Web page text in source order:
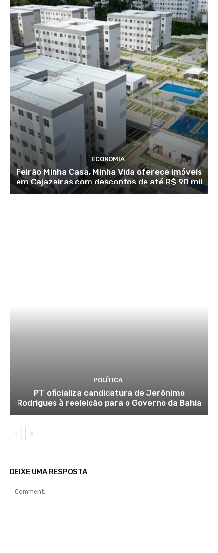
ECONOMIA
Feirão Minha Casa, Minha Vida oferece imóveis
em Cajazeiras com descontos de até R$ 90 mil
POLÍTICA
PT oficializa candidatura de Jerônimo
Rodrigues à reeleição para o Governo da Bahia
DEIXE UMA RESPOSTA